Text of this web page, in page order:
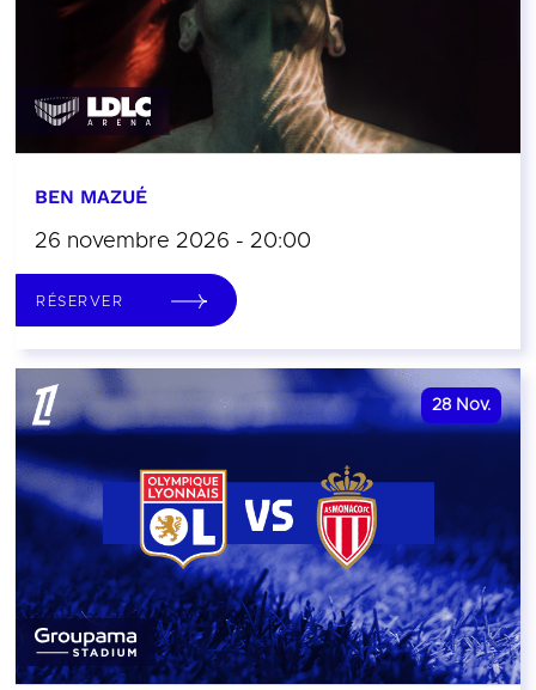
BEN MAZUÉ
26 novembre 2026 - 20:00
RÉSERVER
28 Nov.